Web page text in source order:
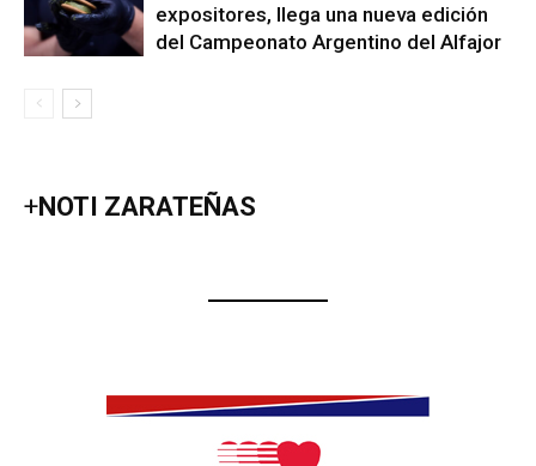
expositores, llega una nueva edición
del Campeonato Argentino del Alfajor
+NOTI ZARATEÑAS